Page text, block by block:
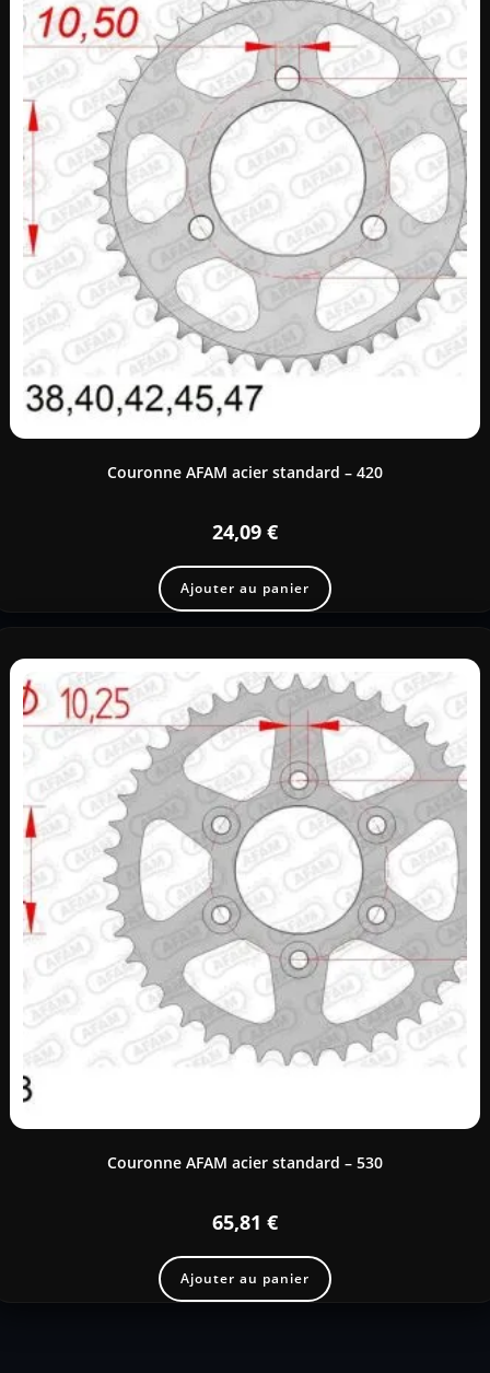
Couronne AFAM acier standard – 420
24,09 €
Ajouter au panier
Couronne AFAM acier standard – 530
65,81 €
Ajouter au panier